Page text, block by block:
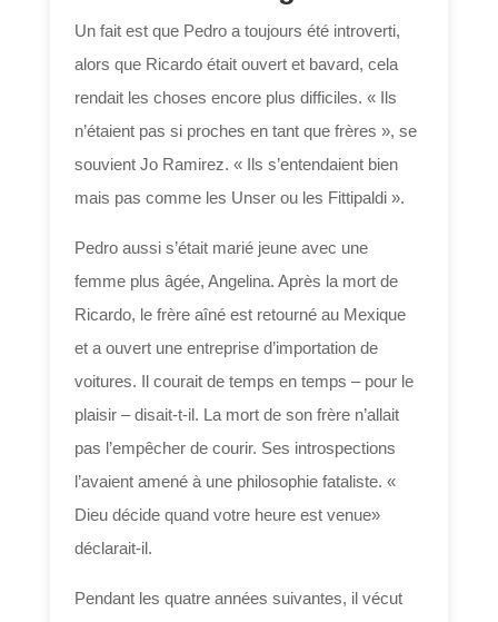
Un fait est que Pedro a toujours été introverti,
alors que Ricardo était ouvert et bavard, cela
rendait les choses encore plus difficiles. « Ils
n’étaient pas si proches en tant que frères », se
souvient Jo Ramirez. « Ils s’entendaient bien
mais pas comme les Unser ou les Fittipaldi ».
Pedro aussi s’était marié jeune avec une
femme plus âgée, Angelina. Après la mort de
Ricardo, le frère aîné est retourné au Mexique
et a ouvert une entreprise d’importation de
voitures. Il courait de temps en temps – pour le
plaisir – disait-t-il. La mort de son frère n’allait
pas l’empêcher de courir. Ses introspections
l’avaient amené à une philosophie fataliste. «
Dieu décide quand votre heure est venue»
déclarait-il.
Pendant les quatre années suivantes, il vécut